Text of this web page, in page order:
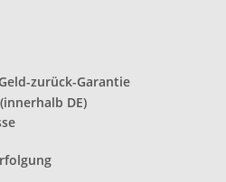
zurück-Garantie
DE)